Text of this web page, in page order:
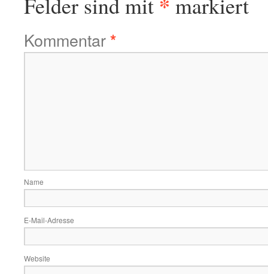
Kommentar*
Name
E-Mail-Adresse
Website